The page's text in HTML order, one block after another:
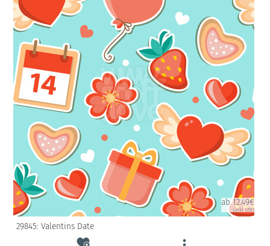
ab 12.49€
(inkl. USt)
29845: Valentins Date